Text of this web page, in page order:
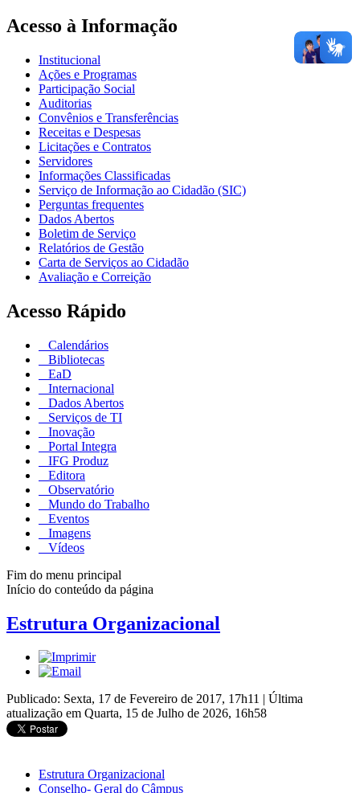
Acesso à Informação
Institucional
Ações e Programas
Participação Social
Auditorias
Convênios e Transferências
Receitas e Despesas
Licitações e Contratos
Servidores
Informações Classificadas
Serviço de Informação ao Cidadão (SIC)
Perguntas frequentes
Dados Abertos
Boletim de Serviço
Relatórios de Gestão
Carta de Serviços ao Cidadão
Avaliação e Correição
Acesso Rápido
Calendários
Bibliotecas
EaD
Internacional
Dados Abertos
Serviços de TI
Inovação
Portal Integra
IFG Produz
Editora
Observatório
Mundo do Trabalho
Eventos
Imagens
Vídeos
Fim do menu principal
Início do conteúdo da página
Estrutura Organizacional
Publicado: Sexta, 17 de Fevereiro de 2017, 17h11 | Última
atualização em Quarta, 15 de Julho de 2026, 16h58
Estrutura Organizacional
Conselho- Geral do Câmpus